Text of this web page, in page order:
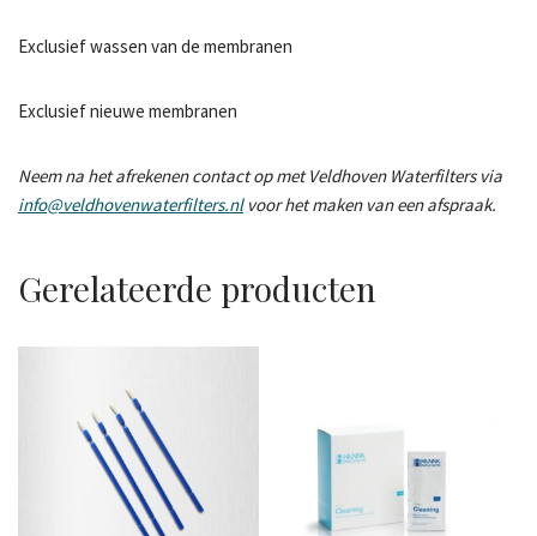
Exclusief wassen van de membranen
Exclusief nieuwe membranen
Neem na het afrekenen contact op met Veldhoven Waterfilters via
info@veldhovenwaterfilters.nlvoor het maken van een afspraak.
Gerelateerde producten